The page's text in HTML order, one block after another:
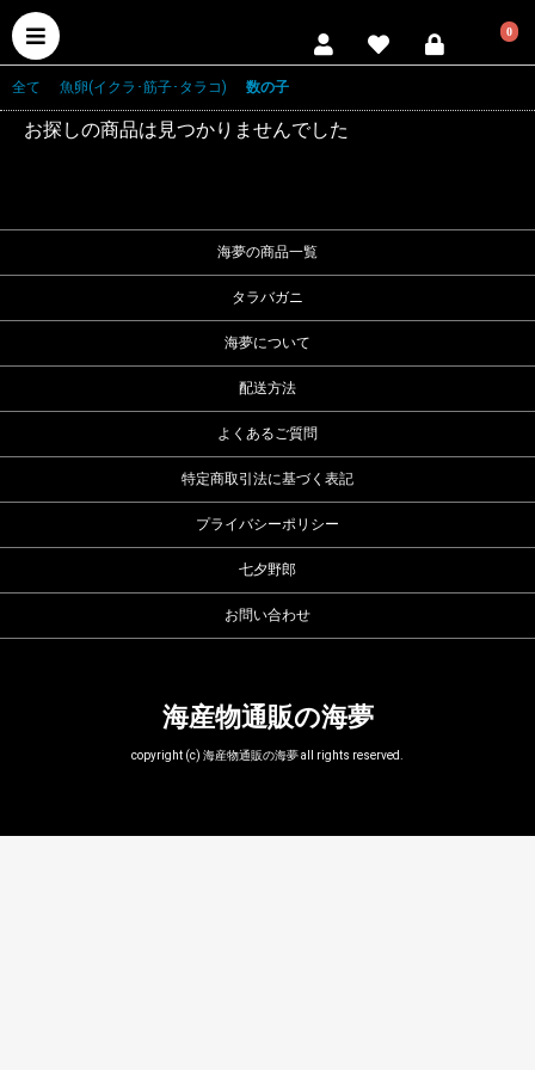
0
全て 魚卵(イクラ･筋子･タラコ) 数の子
お探しの商品は見つかりませんでした
海夢の商品一覧
タラバガニ
海夢について
配送方法
よくあるご質問
特定商取引法に基づく表記
プライバシーポリシー
七夕野郎
お問い合わせ
海産物通販の海夢
copyright (c) 海産物通販の海夢 all rights reserved.